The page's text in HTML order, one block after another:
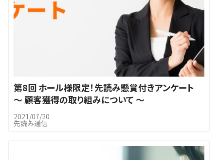
第8回 ホール様限定！先読み懸賞付きアンケート
～ 顧客獲得の取り組みについて ～
2021/07/20
先読み通信